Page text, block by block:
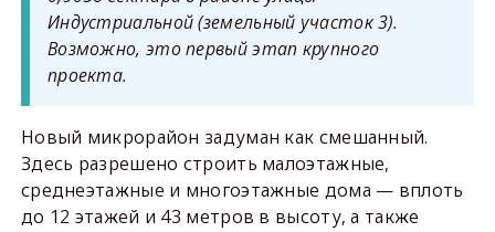
Индустриальной (земельный участок 3).
Возможно, это первый этап крупного
проекта.
Новый микрорайон задуман как смешанный.
Здесь разрешено строить малоэтажные,
среднеэтажные и многоэтажные дома — вплоть
до 12 этажей и 43 метров в высоту, а также